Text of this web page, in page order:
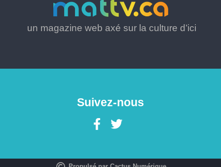
un magazine web axé sur la culture d’ici
Suivez-nous